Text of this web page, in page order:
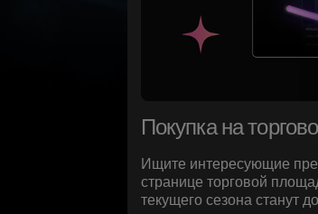
Покупка на
Ищите интересующие
странице торговой
текущего сезона станут